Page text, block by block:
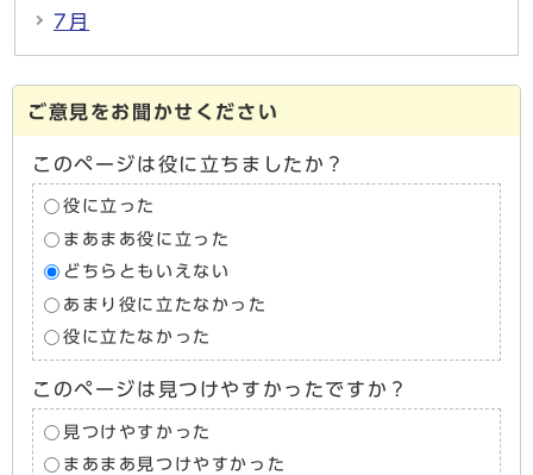
7月
ご意見をお聞かせください
このページは役に立ちましたか？
役に立った
まあまあ役に立った
どちらともいえない
あまり役に立たなかった
役に立たなかった
このページは見つけやすかったですか？
見つけやすかった
まあまあ見つけやすかった